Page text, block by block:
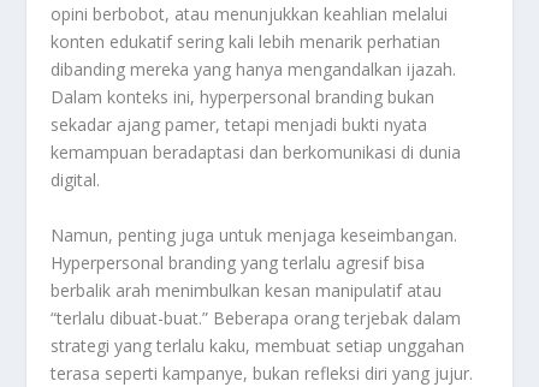
opini berbobot, atau menunjukkan keahlian melalui
konten edukatif sering kali lebih menarik perhatian
dibanding mereka yang hanya mengandalkan ijazah.
Dalam konteks ini, hyperpersonal branding bukan
sekadar ajang pamer, tetapi menjadi bukti nyata
kemampuan beradaptasi dan berkomunikasi di dunia
digital.
Namun, penting juga untuk menjaga keseimbangan.
Hyperpersonal branding yang terlalu agresif bisa
berbalik arah menimbulkan kesan manipulatif atau
“terlalu dibuat-buat.” Beberapa orang terjebak dalam
strategi yang terlalu kaku, membuat setiap unggahan
terasa seperti kampanye, bukan refleksi diri yang jujur.